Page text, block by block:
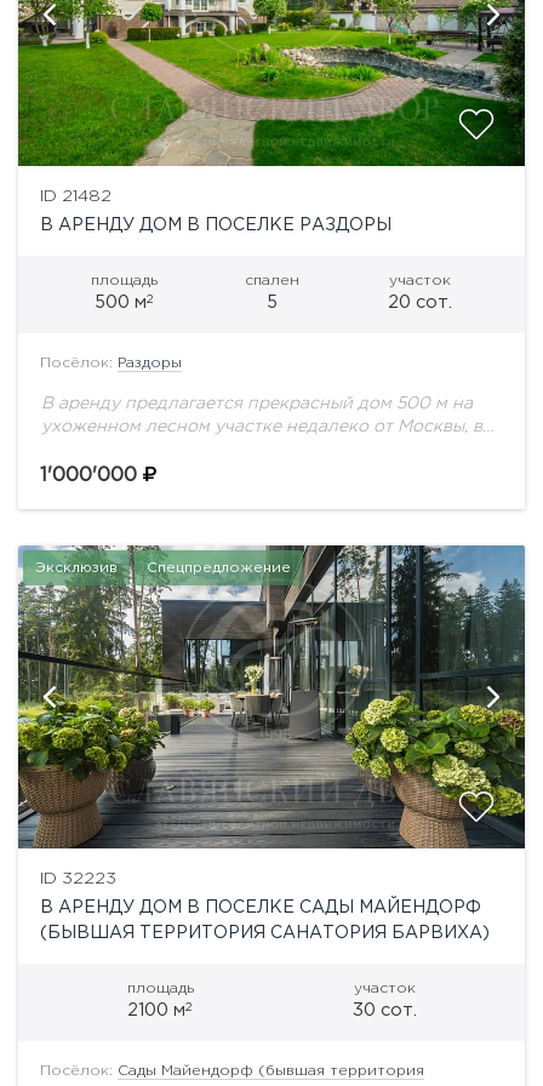
ID 21482
В АРЕНДУ ДОМ В ПОСЕЛКЕ РАЗДОРЫ
площадь
500 м2
спален
5
участок
20 сот.
Посёлок: Раздоры
В аренду предлагается прекрасный дом 500 м на
ухоженном лесном участке недалеко от Москвы, в
котельная, зона отдыха: сауна, спортзал. 1...
1'000'000
Эксклюзив Спецпредложение
ID 32223
В АРЕНДУ ДОМ В ПОСЕЛКЕ САДЫ МАЙЕНДОРФ
(БЫВШАЯ ТЕРРИТОРИЯ САНАТОРИЯ БАРВИХА)
площадь
2100 м2
участок
30 сот.
Посёлок: Сады Майендорф (бывшая территория